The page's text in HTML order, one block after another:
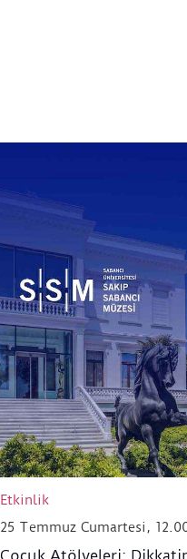
Kapıda bilet
Atölye
Rahat
Organizasyon,
türlü değişiklik
Etkinliklerde
katılımcılar
kişiler kadraj
yapılır. 18 yaş
Görseller
taraflarla veya
Etkinlik
25 Temmuz Cumartesi,
Çocuk Atölyeleri: